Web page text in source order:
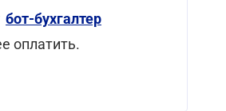
бот-бухгалтер
оплатить.